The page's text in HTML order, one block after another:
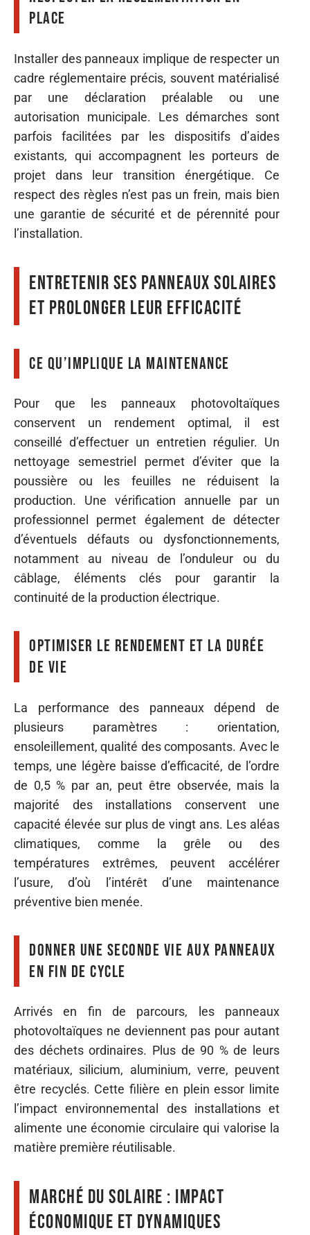
place
Installer des panneaux implique de respecter un
cadre réglementaire précis, souvent matérialisé
par une déclaration préalable ou une
autorisation municipale. Les démarches sont
parfois facilitées par les dispositifs d’aides
existants, qui accompagnent les porteurs de
projet dans leur transition énergétique. Ce
respect des règles n’est pas un frein, mais bien
une garantie de sécurité et de pérennité pour
l’installation.
Entretenir ses panneaux solaires
et prolonger leur efficacité
Ce qu’implique la maintenance
Pour que les panneaux photovoltaïques
conservent un rendement optimal, il est
conseillé d’effectuer un entretien régulier. Un
nettoyage semestriel permet d’éviter que la
poussière ou les feuilles ne réduisent la
production. Une vérification annuelle par un
professionnel permet également de détecter
d’éventuels défauts ou dysfonctionnements,
notamment au niveau de l’onduleur ou du
câblage, éléments clés pour garantir la
continuité de la production électrique.
Optimiser le rendement et la durée
de vie
La performance des panneaux dépend de
plusieurs paramètres : orientation,
ensoleillement, qualité des composants. Avec le
temps, une légère baisse d’efficacité, de l’ordre
de 0,5 % par an, peut être observée, mais la
majorité des installations conservent une
capacité élevée sur plus de vingt ans. Les aléas
climatiques, comme la grêle ou des
températures extrêmes, peuvent accélérer
l’usure, d’où l’intérêt d’une maintenance
préventive bien menée.
Donner une seconde vie aux panneaux
en fin de cycle
Arrivés en fin de parcours, les panneaux
photovoltaïques ne deviennent pas pour autant
des déchets ordinaires. Plus de 90 % de leurs
matériaux, silicium, aluminium, verre, peuvent
être recyclés. Cette filière en plein essor limite
l’impact environnemental des installations et
alimente une économie circulaire qui valorise la
matière première réutilisable.
Marché du solaire : impact
économique et dynamiques